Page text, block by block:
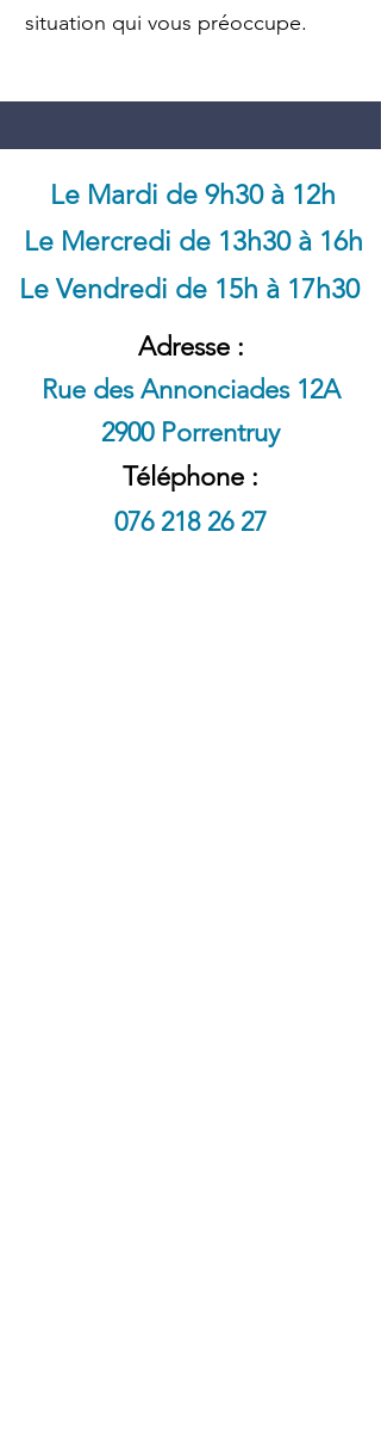
situation qui vous préoccupe.
Le Mardi de 9h30 à 12h
Le Mercredi de 13h30 à 16h
Le Vendredi de 15h à 17h30
Adresse :
Rue des Annonciades 12A
2900 Porrentruy
Téléphone :
076 218 26 27